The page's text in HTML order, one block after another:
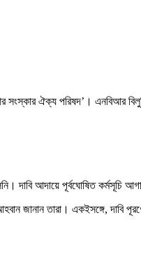
ঐক্য পরিষদ’। এনবিআর
দাবি আদায়ে পূর্বঘোষিত কর্মসূচি
জানান তারা। একইসঙ্গে, দাবি